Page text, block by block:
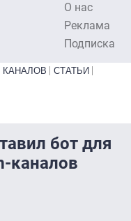
О нас
Реклама
Подписка
КАНАЛОВ
СТАТЬИ
бот для
каналов